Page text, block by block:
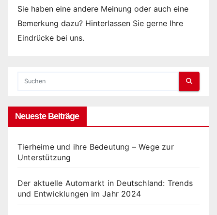
Sie haben eine andere Meinung oder auch eine
Bemerkung dazu? Hinterlassen Sie gerne Ihre
Eindrücke bei uns.
Neueste Beiträge
Tierheime und ihre Bedeutung – Wege zur
Unterstützung
Der aktuelle Automarkt in Deutschland: Trends
und Entwicklungen im Jahr 2024